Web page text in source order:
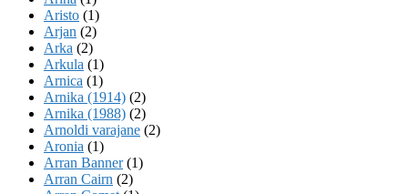
Aristo (1)
Arjan (2)
Arka (2)
Arkula (1)
Arnica (1)
Arnika (1914) (2)
Arnika (1988) (2)
Arnoldi varajane (2)
Aronia (1)
Arran Banner(1)
Arran Cairn (2)